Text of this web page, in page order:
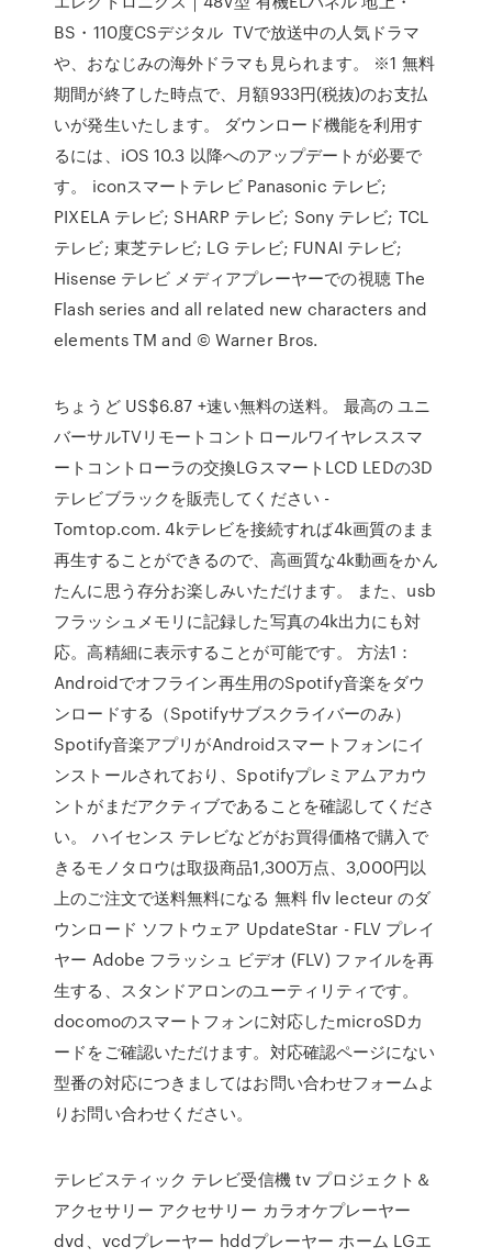
BS・110度CSデジタル TVで放送中の人気ドラマ
や、おなじみの海外ドラマも見られます。 ※1 無料
期間が終了した時点で、月額933円(税抜)のお支払
いが発生いたします。 ダウンロード機能を利用す
るには、iOS 10.3 以降へのアップデートが必要で
す。 iconスマートテレビ Panasonic テレビ;
PIXELA テレビ; SHARP テレビ; Sony テレビ; TCL
テレビ; 東芝テレビ; LG テレビ; FUNAI テレビ;
Hisense テレビ メディアプレーヤーでの視聴 The
Flash series and all related new characters and
elements TM and © Warner Bros.
ちょうど US$6.87 +速い無料の送料。 最高の ユニ
バーサルTVリモートコントロールワイヤレススマ
ートコントローラの交換LGスマートLCD LEDの3D
テレビブラックを販売してください -
Tomtop.com. 4kテレビを接続すれば4k画質のまま
再生することができるので、高画質な4k動画をかん
たんに思う存分お楽しみいただけます。 また、usb
フラッシュメモリに記録した写真の4k出力にも対
応。高精細に表示することが可能です。 方法1：
Androidでオフライン再生用のSpotify音楽をダウ
ンロードする（Spotifyサブスクライバーのみ）
Spotify音楽アプリがAndroidスマートフォンにイ
ンストールされており、Spotifyプレミアムアカウ
ントがまだアクティブであることを確認してくださ
い。 ハイセンス テレビなどがお買得価格で購入で
きるモノタロウは取扱商品1,300万点、3,000円以
上のご注文で送料無料になる 無料 flv lecteur のダ
ウンロード ソフトウェア UpdateStar - FLV プレイ
ヤー Adobe フラッシュ ビデオ (FLV) ファイルを再
生する、スタンドアロンのユーティリティです。
docomoのスマートフォンに対応したmicroSDカ
ードをご確認いただけます。対応確認ページにない
型番の対応につきましてはお問い合わせフォームよ
りお問い合わせください。
テレビスティック テレビ受信機 tv プロジェクト＆
アクセサリー アクセサリー カラオケプレーヤー
dvd、vcdプレーヤー hddプレーヤー ホーム LGエ